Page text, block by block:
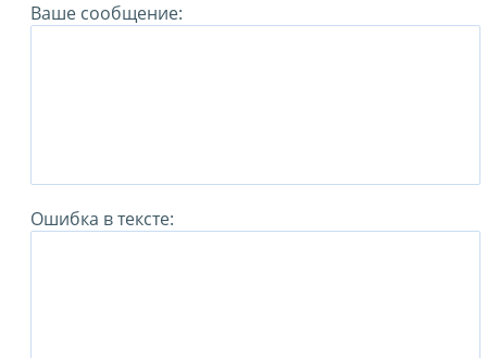
Ваше сообщение:
Ошибка в тексте: